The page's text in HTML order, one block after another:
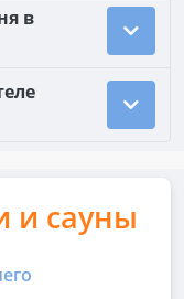
в
и сауны